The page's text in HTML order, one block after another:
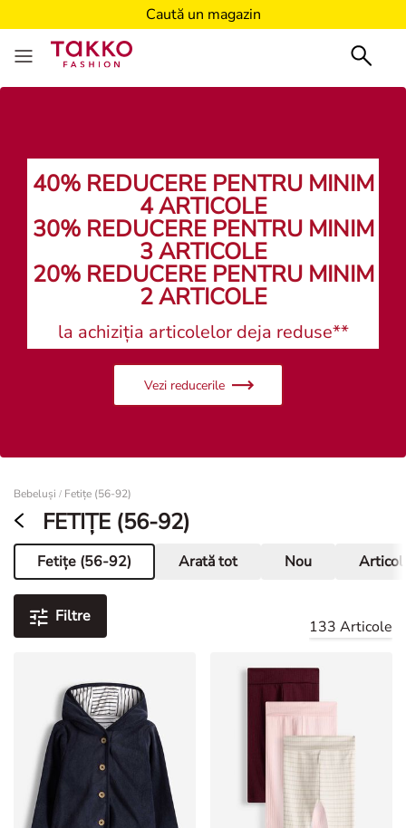
Caută un magazin
40% REDUCERE PENTRU MINIM
4 ARTICOLE
30% REDUCERE PENTRU MINIM
3 ARTICOLE
20% REDUCERE PENTRU MINIM
2 ARTICOLE
la achiziția articolelor deja reduse**
Vezi reducerile
Bebeluși / Fetițe (56-92)
FETIȚE (56-92)
Fetițe (56-92)
Pagina curentă Arată tot Nou
Filtre
133 Articole